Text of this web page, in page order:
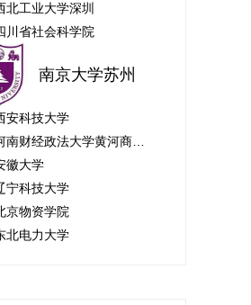
北工业大学深圳
川省社会科学院
南京大学苏州
安科技大学
徽大学
宁科技大学
京物资学院
北电力大学